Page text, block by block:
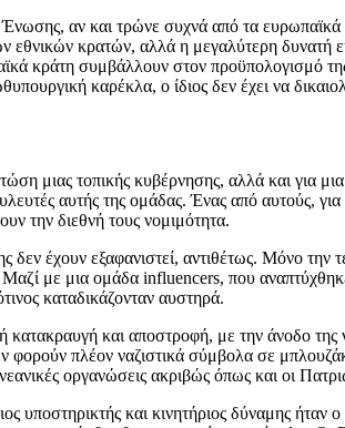
αν και τρώνε συχνά από τα
εθνικών κρατών, αλλά η μεγαλύτερη
κράτη συμβάλλουν στον προϋπολογισμό
καρέκλα, ο ίδιος δεν έχει να
μιας τοπικής κυβέρνησης, αλλά και για
αυτής της ομάδας. Ένας από αυτούς,
την διεθνή τους νομιμότητα.
δεν έχουν εξαφανιστεί, αντιθέτως. Μόνο
Μαζί με μια ομάδα influencers, που
καταδικάζονταν αυστηρά.
και αποστροφή, με την άνοδο της
φορούν πλέον ναζιστικά σύμβολα σε
οργανώσεις ακριβώς όπως και οι
υποστηρικτής και κινητήριος δύναμης